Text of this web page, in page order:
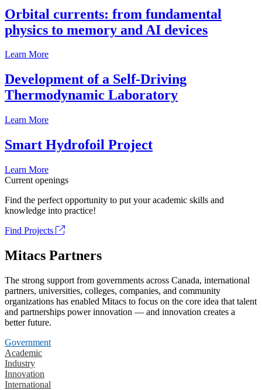
Orbital currents: from fundamental
physics to memory and AI devices
Learn More
Development of a Self-Driving
Thermodynamic Laboratory
Learn More
Smart Hydrofoil Project
Learn More
Current openings
Find the perfect opportunity to put your academic skills and
knowledge into practice!
Find Projects
Mitacs Partners
The strong support from governments across Canada, international
partners, universities, colleges, companies, and community
organizations has enabled Mitacs to focus on the core idea that talent
and partnerships power innovation — and innovation creates a
better future.
Government
Academic
Industry
Innovation
International